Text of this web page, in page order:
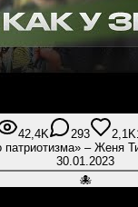
42,4K 293 2,1K
патриотизма» – Женя
30.01.2023
🐙